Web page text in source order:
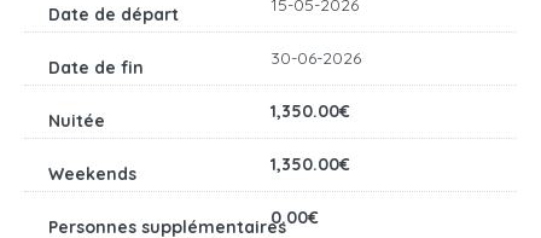
15-05-2026
30-06-2026
1,350.00€
1,350.00€
0.00€